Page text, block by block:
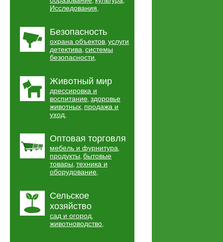
Исследования,
Безопасность
охрана объектов, услуги
детектива, системы
безопасности,
Животный мир
дрессировка и
воспитание, здоровье
животных, продажа и
уход,
Оптовая торговля
мебель и фурнитура,
продукты, бытовые
товары, техника и
оборудование,
Сельское
хозяйство
сад и огород,
животноводство,